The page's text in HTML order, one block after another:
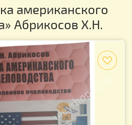
американского
Абрикосов Х.Н.